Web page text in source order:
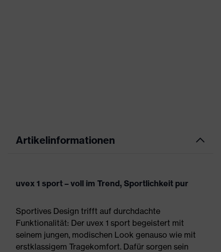
Artikelinformationen
uvex 1 sport – voll im Trend, Sportlichkeit pur
Sportives Design trifft auf durchdachte
Funktionalität: Der uvex 1 sport begeistert mit
seinem jungen, modischen Look genauso wie mit
erstklassigem Tragekomfort. Dafür sorgen sein